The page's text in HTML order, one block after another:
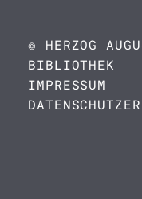
© HERZOG
BIBLIOTHEK
IMPRESSUM